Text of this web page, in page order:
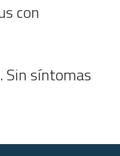
con
Sin síntomas